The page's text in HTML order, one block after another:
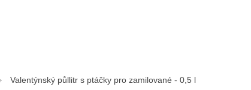
Valentýnský půllitr s ptáčky pro zamilované - 0,5 l